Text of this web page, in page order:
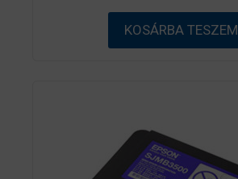
b
ő
l
KOSÁRBA TESZEM